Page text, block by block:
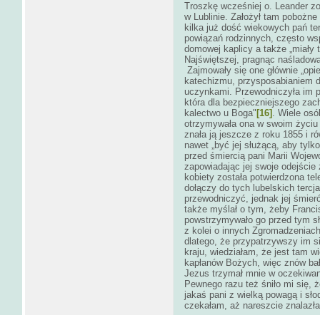
Troszkę wcześniej o. Leander
w Lublinie. Założył tam
kilka już dość wiekowych pań
powiązań rodzinnych, często
domowej kaplicy a także
Najświętszej, pragnąc
Zajmowały się one głównie
katechizmu, przysposabianiem
uczynkami. Przewodniczyła im
która dla bezpieczniejszego
kalectwo u Boga" [16] . Wiele
otrzymywała ona w swoim
znała ją jeszcze z roku 1855 i
nawet „być jej służącą, aby
przed śmiercią pani Marii
zapowiadając jej swoje
kobiety została potwierdzona
dołączy do tych lubelskich
przewodniczyć, jednak jej
także myślał o tym, żeby
powstrzymywało go przed tym
z kolei o innych
dlatego, że przypatrzywszy im
kraju, wiedziałam, że jest tam
kapłanów Bożych, więc znów
Jezus trzymał mnie w
Pewnego razu też śniło mi się,
jakaś pani z wielką powagą i
czekałam, aż nareszcie